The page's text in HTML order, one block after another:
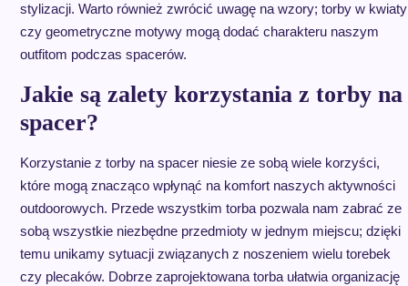
stylizacji. Warto również zwrócić uwagę na wzory; torby w kwiaty
czy geometryczne motywy mogą dodać charakteru naszym
outfitom podczas spacerów.
Jakie są zalety korzystania z torby na
spacer?
Korzystanie z torby na spacer niesie ze sobą wiele korzyści,
które mogą znacząco wpłynąć na komfort naszych aktywności
outdoorowych. Przede wszystkim torba pozwala nam zabrać ze
sobą wszystkie niezbędne przedmioty w jednym miejscu; dzięki
temu unikamy sytuacji związanych z noszeniem wielu torebek
czy plecaków. Dobrze zaprojektowana torba ułatwia organizację